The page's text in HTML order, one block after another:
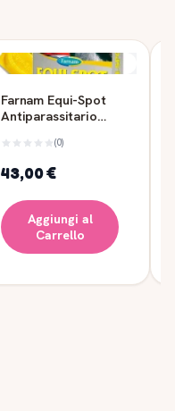
Farnam Equi-Spot
Antiparassitario
(0)
43,00 €
Aggiungi al
Carrello